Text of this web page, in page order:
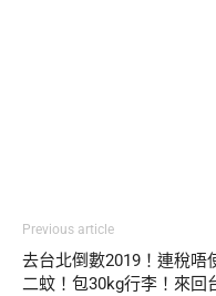
Previous article
去台北倒數2019！連稅唔
二蚊！包30kg行李！來回